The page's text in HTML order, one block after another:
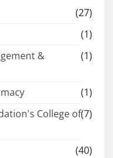
(27)
(1)
&
(1)
(1)
College of(7)
(40)